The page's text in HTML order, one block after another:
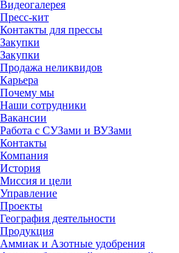
Видеогалерея
Пресс-кит
Контакты для прессы
Закупки
Закупки
Продажа неликвидов
Карьера
Почему мы
Наши сотрудники
Вакансии
Работа с СУЗами и ВУЗами
Контакты
Компания
История
Миссия и цели
Управление
Проекты
География деятельности
Продукция
Аммиак и Азотные удобрения